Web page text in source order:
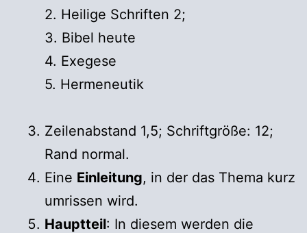
2. Heilige Schriften 2;
3. Bibel heute
4. Exegese
5. Hermeneutik
Zeilenabstand 1,5; Schriftgröße: 12;
Rand normal.
Eine Einleitung, in der das Thema kurz
umrissen wird.
Hauptteil: In diesem werden die